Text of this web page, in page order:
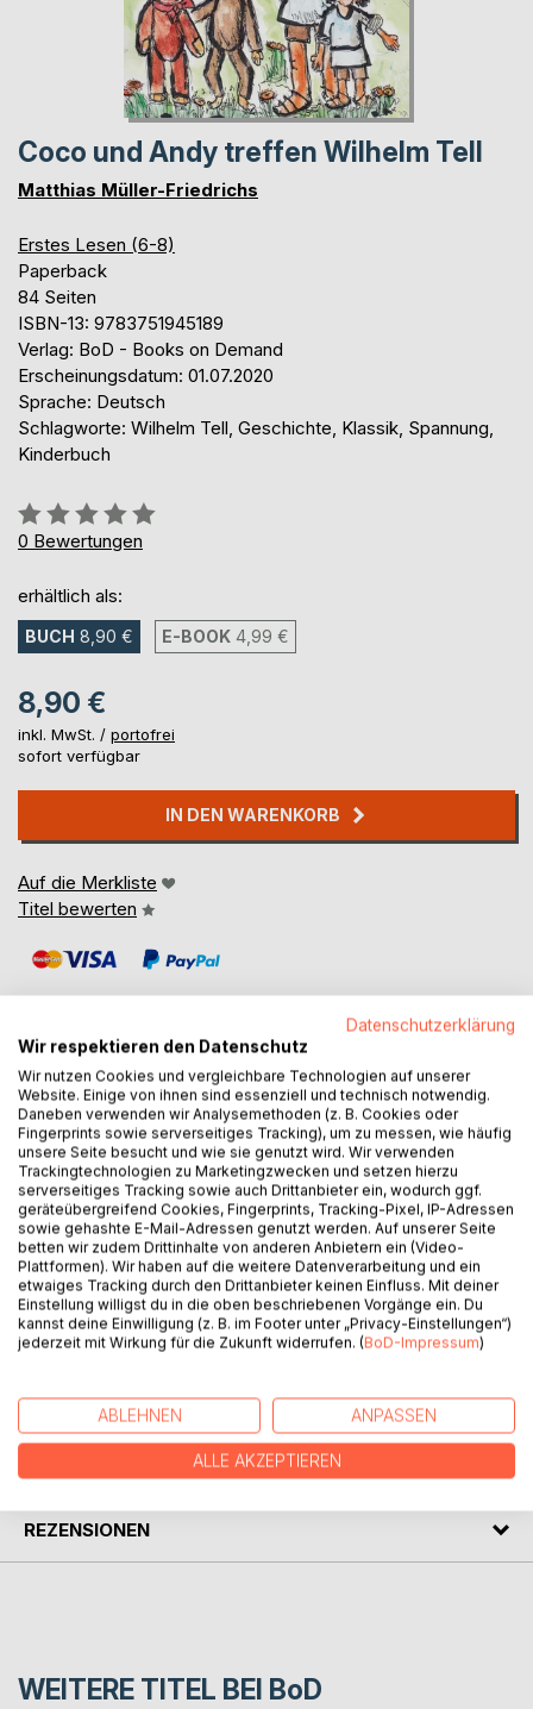
Coco und Andy treffen Wilhelm Tell
Matthias Müller-Friedrichs
Erstes Lesen (6-8)
Paperback
84 Seiten
ISBN-13: 9783751945189
Verlag: BoD - Books on Demand
Erscheinungsdatum: 01.07.2020
Sprache: Deutsch
Schlagworte: Wilhelm Tell, Geschichte, Klassik, Spannung,
Kinderbuch
Bewertung::
0%
0 Bewertungen
erhältlich als:
BUCH 8,90 € E-BOOK 4,99 €
8,90 €
inkl. MwSt. / portofrei
sofort verfügbar
IN DEN WARENKORB
Auf die Merkliste
Titel bewerten
BESCHREIBUNG
Wer kennt sie nicht, die Sage um Wilhelm Tell und den
Apfel? Coco der Affe und Andy der Bär begegnen dem
Helden auf ihrer Abenteuerreise. Staunend und charmant
kommentieren sie das Geschehen und begleiten die
kindlichen Leserinnen und Leser durch die Geschichte.
Diese lehrreiche und kindgerechte Neuinterpretation von
Friedrich von Schillers Theaterstück (1804) ist geeignet
zum Vor- und Selbstlesen.
AUTOR/IN
REZENSIONEN
WEITERE TITEL BEI BoD
Datenschutzerklärung
Wir respektieren den Datenschutz
Wir nutzen Cookies und vergleichbare Technologien auf unserer
Website. Einige von ihnen sind essenziell und technisch notwendig.
Daneben verwenden wir Analysemethoden (z. B. Cookies oder
Fingerprints sowie serverseitiges Tracking), um zu messen, wie häufig
unsere Seite besucht und wie sie genutzt wird. Wir verwenden
Trackingtechnologien zu Marketingzwecken und setzen hierzu
serverseitiges Tracking sowie auch Drittanbieter ein, wodurch ggf.
geräteübergreifend Cookies, Fingerprints, Tracking-Pixel, IP-Adressen
sowie gehashte E-Mail-Adressen genutzt werden. Auf unserer Seite
betten wir zudem Drittinhalte von anderen Anbietern ein (Video-
Plattformen). Wir haben auf die weitere Datenverarbeitung und ein
etwaiges Tracking durch den Drittanbieter keinen Einfluss. Mit deiner
Einstellung willigst du in die oben beschriebenen Vorgänge ein. Du
kannst deine Einwilligung (z. B. im Footer unter „Privacy-Einstellungen“)
jederzeit mit Wirkung für die Zukunft widerrufen. (BoD-Impressum)
ABLEHNEN ANPASSEN
ALLE AKZEPTIEREN